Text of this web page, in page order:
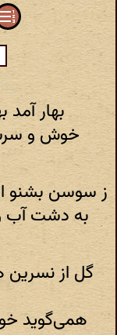
بهار آمد
خوش و
ز سوسن بشنو
به دشت آب
گل از
همی‌گوید